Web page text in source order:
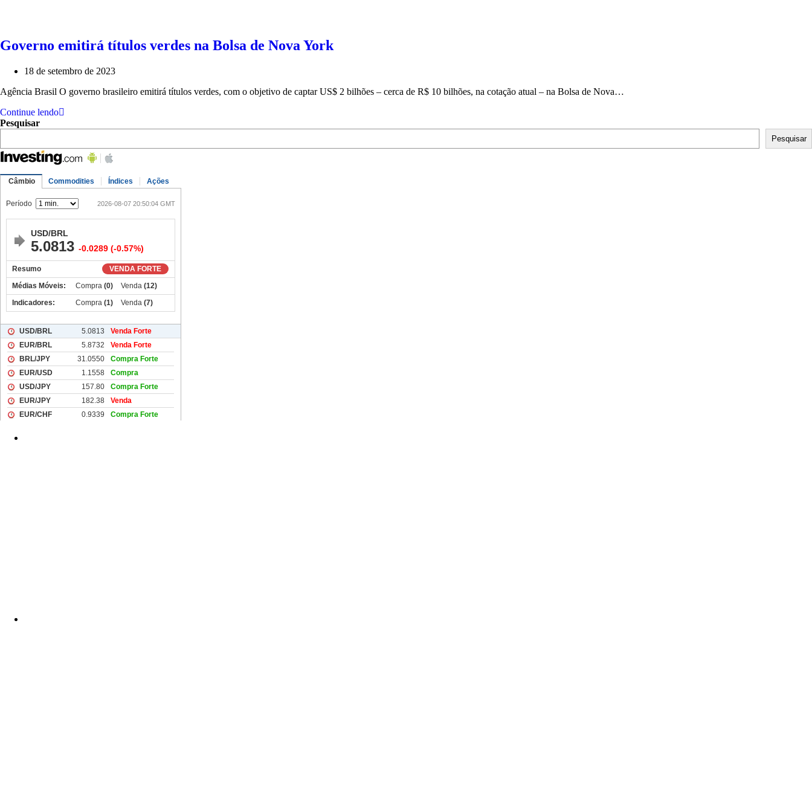
Governo emitirá títulos verdes na Bolsa de Nova York
18 de setembro de 2023
Agência Brasil O governo brasileiro emitirá títulos verdes, com o objetivo de captar US$ 2 bilhões – cerca de R$ 10 bilhões, na cotação atual – na Bolsa de Nova…
Continue lendo
Pesquisar
Pesquisar